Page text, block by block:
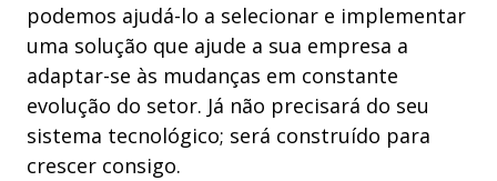
podemos ajudá-lo a selecionar e implementar
uma solução que ajude a sua empresa a
adaptar-se às mudanças em constante
evolução do setor. Já não precisará do seu
sistema tecnológico; será construído para
crescer consigo.